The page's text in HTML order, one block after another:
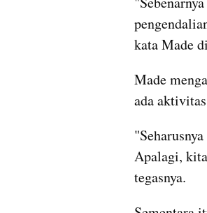
kata Made
Made
ada
Apalagi,
tegasnya.